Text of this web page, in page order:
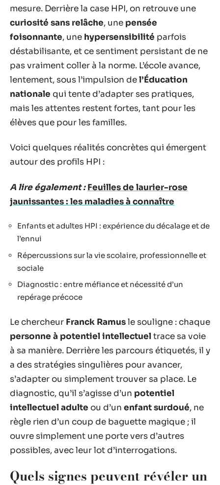
mesure. Derrière la case HPI, on retrouve une
curiosité sans relâche, une pensée
foisonnante, une hypersensibilité parfois
déstabilisante, et ce sentiment persistant de ne
pas vraiment coller à la norme. L’école avance,
lentement, sous l’impulsion del’Éducation
nationale qui tente d’adapter ses pratiques,
mais les attentes restent fortes, tant pour les
élèves que pour les familles.
Voici quelques réalités concrètes qui émergent
autour des profils HPI :
A lire également : Feuilles de laurier-rose
jaunissantes : les maladies à connaître
Enfants et adultes HPI : expérience du décalage et de
l’ennui
Répercussions sur la vie scolaire, professionnelle et
sociale
Diagnostic : entre méfiance et nécessité d’un
repérage précoce
Le chercheur Franck Ramusle souligne : chaque
personne à potentiel intellectueltrace sa voie
à sa manière. Derrière les parcours étiquetés, il y
a des stratégies singulières pour avancer,
s’adapter ou simplement trouver sa place. Le
diagnostic, qu’il s’agisse d’un potentiel
intellectuel adulte ou d’un enfant surdoué, ne
règle rien d’un coup de baguette magique ; il
ouvre simplement une porte vers d’autres
possibles, avec leur lot d’interrogations.
Quels signes peuvent révéler un